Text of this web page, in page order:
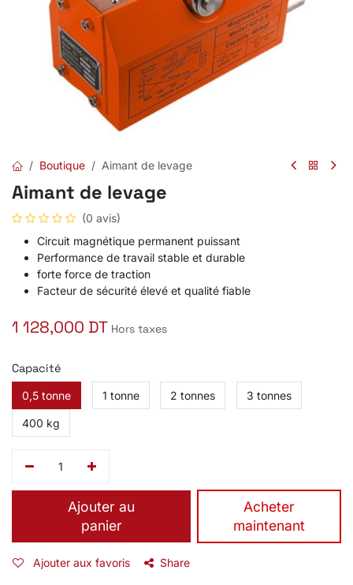
Boutique Aimant de levage
Aimant de levage
(0 avis)
Circuit magnétique permanent puissant
Performance de travail stable et durable
forte force de traction
Facteur de sécurité élevé et qualité fiable
1 128,000 DT Hors taxes
Capacité
0,5 tonne 1 tonne 2 tonnes 3 tonnes
400 kg
Ajouter au
panier
​Acheter
maintenant
Ajouter aux favoris Share